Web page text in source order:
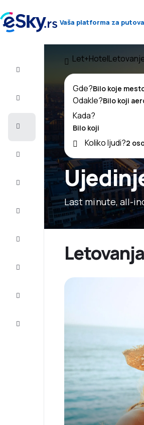
Vaša platforma za
Letovanje
putovanja
Let+Hotel
Last minute, all-
Gde?
Odakle?
Kada?
Koliko ljudi?